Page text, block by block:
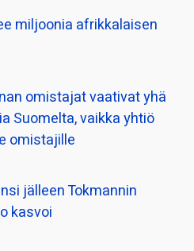
miljoonia afrikkalaisen
omistajat vaativat yhä
Suomelta, vaikka yhtiö
omistajille
jälleen Tokmannin
kasvoi